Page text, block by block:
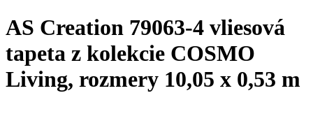
AS Creation 79063-4 vliesová
tapeta z kolekcie COSMO
Living, rozmery 10,05 x 0,53 m